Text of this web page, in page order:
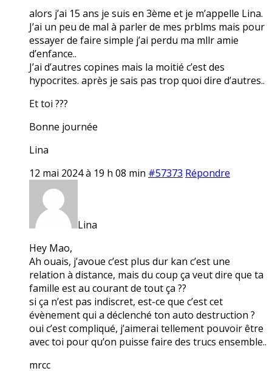
alors j’ai 15 ans je suis en 3ème et je m’appelle Lina.
J’ai un peu de mal à parler de mes prblms mais pour
essayer de faire simple j’ai perdu ma mllr amie
d’enfance..
J’ai d’autres copines mais la moitié c’est des
hypocrites. après je sais pas trop quoi dire d’autres..
Et toi ???
Bonne journée
Lina
12 mai 2024 à 19 h 08 min #57373 Répondre
Lina
Hey Mao,
Ah ouais, j’avoue c’est plus dur kan c’est une
relation à distance, mais du coup ça veut dire que ta
famille est au courant de tout ça ??
si ça n’est pas indiscret, est-ce que c’est cet
évènement qui a déclenché ton auto destruction ?
oui c’est compliqué, j’aimerai tellement pouvoir être
avec toi pour qu’on puisse faire des trucs ensemble..
mrcc